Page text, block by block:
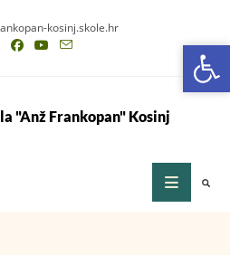
kosinj.skole.hr
"Anž Frankopan" Kosinj